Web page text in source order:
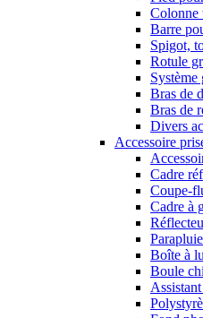
Colonne
Barre
Spigot,
Rotule
Bras de
Bras de
Divers
Accessoire
Cadre
Coupe-
Cadre à
Parapluie
Boîte à
Boule